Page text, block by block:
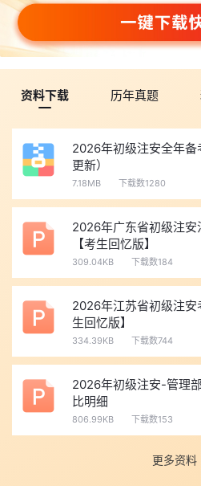
资料下载 历年真题
2026年初级注安全年备
更新）
7.18MB 下载数1280
2026年广东省初级注
【考生回忆版】
309.04KB 下载数184
2026年江苏省初级注
生回忆版】
334.39KB 下载数744
2026年初级注安-管理
比明细
806.99KB 下载数153
更多资料